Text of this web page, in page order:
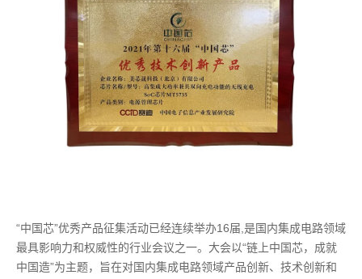
“中国芯”优秀产品征集活动已经连续举办16届,是国内集成电路领域
最具影响力和权威性的行业会议之一。大会以“链上中国芯，成就
中国造”为主题，旨在对国内集成电路领域产品创新、技术创新和